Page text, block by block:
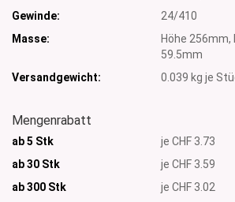
Gewinde:
24/410
Masse:
Höhe
59.5mm
Versandgewicht:
0.039 kg je
Mengenrabatt
ab 5 Stk
je CHF 3.73
ab 30 Stk
je CHF 3.59
ab 300 Stk
je CHF 3.02